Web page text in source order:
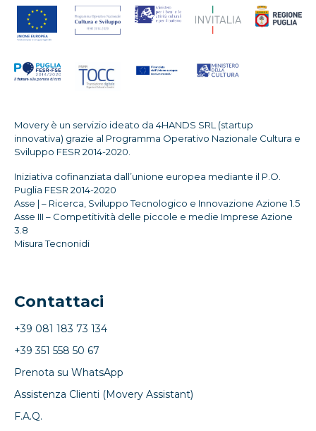
Movery è un servizio ideato da 4HANDS SRL (startup
innovativa) grazie al Programma Operativo Nazionale Cultura e
Sviluppo FESR 2014-2020.
Iniziativa cofinanziata dall’unione europea mediante il P.O.
Puglia FESR 2014-2020
Asse | – Ricerca, Sviluppo Tecnologico e Innovazione Azione 1.5
Asse III – Competitività delle piccole e medie Imprese Azione
3.8
Misura Tecnonidi
Contattaci
+39 081 183 73 134
+39 351 558 50 67
Prenota su WhatsApp
Assistenza Clienti (Movery Assistant)
F.A.Q.